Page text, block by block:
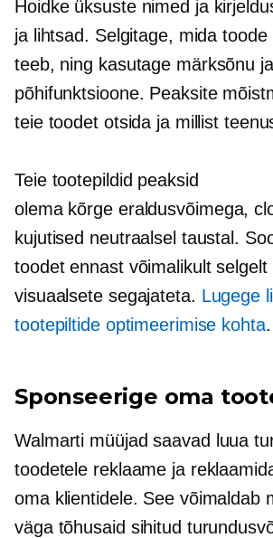
Hoidke üksuste nimed ja
ja lihtsad. Selgitage, mida
teeb, ning kasutage märksõnu
põhifunktsioone. Peaksite
teie toodet otsida ja millist
Teie tootepildid peaksid
olema kõrge eraldusvõimega,
kujutised neutraalsel taustal.
toodet ennast võimalikult selgelt
visuaalsete segajateta. Lugege
tootepiltide optimeerimise kohta.
Sponseerige oma
Walmarti müüjad saavad luua
toodetele reklaame ja
oma klientidele. See võimaldab
väga tõhusaid sihitud